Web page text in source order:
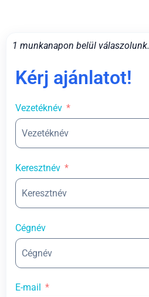
1 munkanapon belül válaszolunk.
Kérj ajánlatot!
Vezetéknév
Keresztnév
Cégnév
E-mail